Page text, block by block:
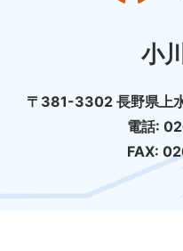
小
〒381-3302 長野県上
電話:
FAX: